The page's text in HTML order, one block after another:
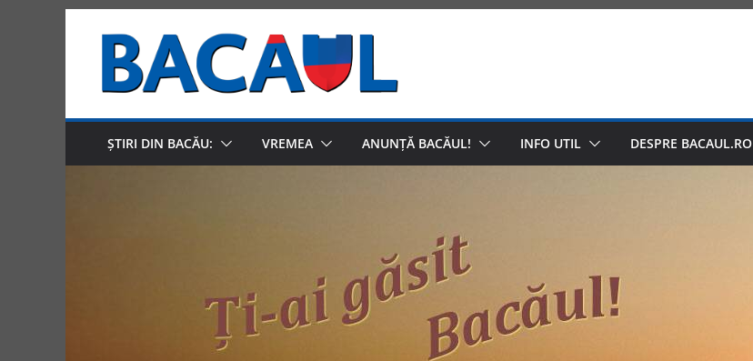
content
ȘTIRI DIN BACĂU: VREMEA ANUNȚĂ BACĂUL! INFO UTIL DESPRE BACAUL.RO